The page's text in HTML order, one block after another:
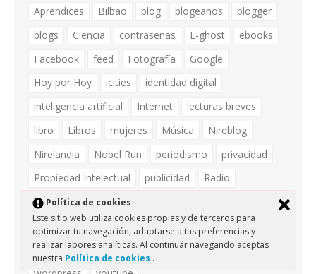
Política de cookies
Este sitio web utiliza cookies propias y de terceros para
optimizar tu navegación, adaptarse a tus preferencias y
realizar labores analíticas. Al continuar navegando aceptas
nuestra Política de cookies .
Aprendices Bilbao blog blogeaños
blogger
blogs
Ciencia contraseñas E-ghost
ebooks
Facebook
feed Fotografía
Google
Hoy por Hoy
icities
identidad digital
inteligencia artificial
Internet
lecturas breves
libro
Libros mujeres Música
Nireblog
Nirelandia
Nobel Run periodismo
privacidad
Propiedad Intelectual
publicidad
Radio
redes sociales
rss
sinergia macramental
Software Libre
tecnología
twitter
Universidad de Deusto Web
Web 2.0